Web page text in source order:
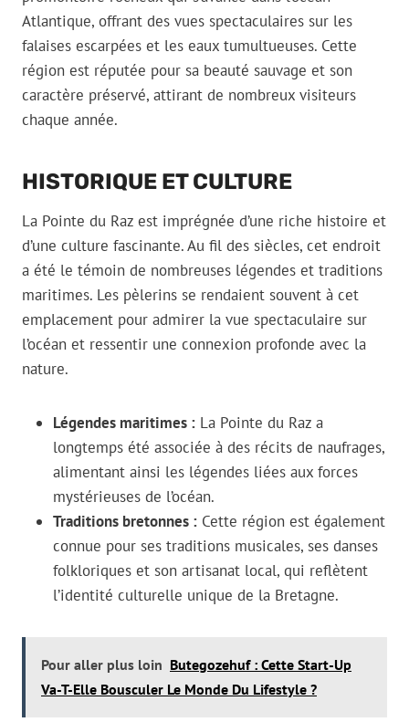
Atlantique, offrant des vues spectaculaires sur les
falaises escarpées et les eaux tumultueuses. Cette
région est réputée pour sa beauté sauvage et son
caractère préservé, attirant de nombreux visiteurs
chaque année.
HISTORIQUE ET CULTURE
La Pointe du Raz est imprégnée d’une riche histoire et
d’une culture fascinante. Au fil des siècles, cet endroit
a été le témoin de nombreuses légendes et traditions
maritimes. Les pèlerins se rendaient souvent à cet
emplacement pour admirer la vue spectaculaire sur
l’océan et ressentir une connexion profonde avec la
nature.
Légendes maritimes : La Pointe du Raz a
longtemps été associée à des récits de naufrages,
alimentant ainsi les légendes liées aux forces
mystérieuses de l’océan.
Traditions bretonnes : Cette région est également
connue pour ses traditions musicales, ses danses
folkloriques et son artisanat local, qui reflètent
l’identité culturelle unique de la Bretagne.
Pour aller plus loin Butegozehuf : Cette Start-Up
Va-T-Elle Bousculer Le Monde Du Lifestyle ?